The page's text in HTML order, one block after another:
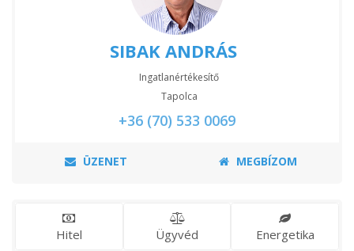
SIBAK ANDRÁS
Ingatlanértékesítő
Tapolca
+36 (70) 533 0069
ÜZENET MEGBÍZOM
Hitel Ügyvéd Energetika